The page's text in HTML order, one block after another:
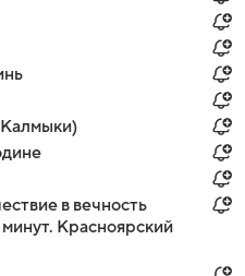
в вечность
Красноярский